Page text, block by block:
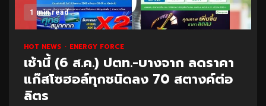
1 min read
HOT NEWS ENERGY FORCE
เช้านี้ (6 ส.ค.) ปตท.-บางจาก ลดราคา
แก๊สโซฮอล์ทุกชนิดลง 70 สตางค์ต่อ
ลิตร